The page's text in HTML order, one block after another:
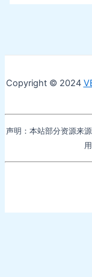
Copyright © 2024
声明：本站部分资源来